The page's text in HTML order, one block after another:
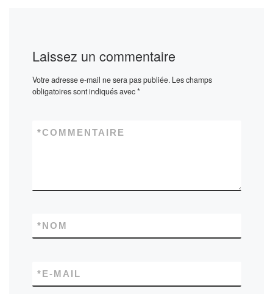
Laissez un commentaire
Votre adresse e-mail ne sera pas publiée. Les champs
obligatoires sont indiqués avec*
COMMENTAIRE
*
NOM
*
E-MAIL
*